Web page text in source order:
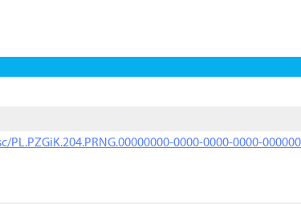
0000-0000-0000-